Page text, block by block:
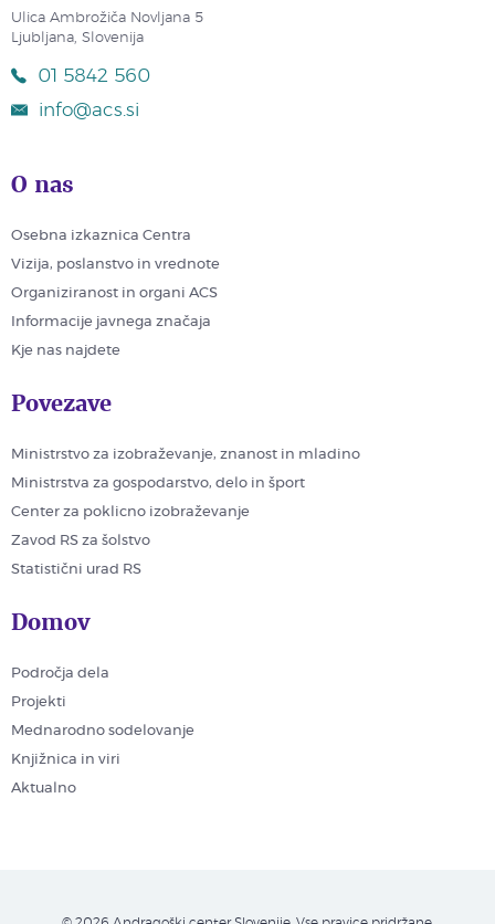
Ulica Ambrožiča Novljana 5
Ljubljana, Slovenija
01 5842 560
info@acs.si
O nas
Osebna izkaznica Centra
Vizija, poslanstvo in vrednote
Organiziranost in organi ACS
Informacije javnega značaja
Kje nas najdete
Povezave
Ministrstvo za izobraževanje, znanost in mladino
Ministrstva za gospodarstvo, delo in šport
Center za poklicno izobraževanje
Zavod RS za šolstvo
Statistični urad RS
Domov
Področja dela
Projekti
Mednarodno sodelovanje
Knjižnica in viri
Aktualno